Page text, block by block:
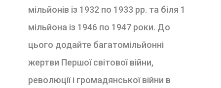
мільйонів із 1932 по 1933 рр. та біля 1
мільйона із 1946 по 1947 роки. До
цього додайте багатомільйонні
жертви Першої світової війни,
революції і громадянської війни в